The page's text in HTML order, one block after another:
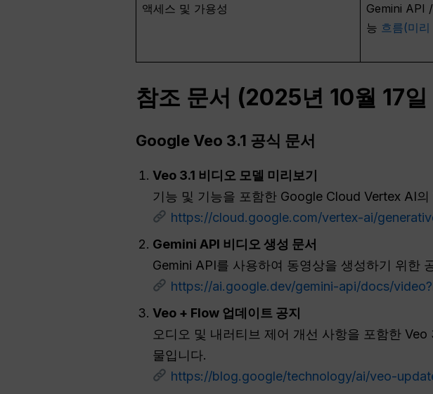
액세스 및 가용성
Gemini API
능 흐름(미
참조 문서 (2025년 10월 17
Google Veo 3.1 공식 문서
Veo 3.1 비디오 모델 미리보기
기능 및 기능을 포함한 Google Cloud Vertex AI
https://cloud.google.com/vertex-ai/
Gemini API 비디오 생성 문서
Gemini API를 사용하여 동영상을 생성하기 위한
https://ai.google.dev/gemini-api/docs/
Veo + Flow 업데이트 공지
오디오 및 내러티브 제어 개선 사항을 포함한
물입니다.
https://blog.google/technology/ai/veo-